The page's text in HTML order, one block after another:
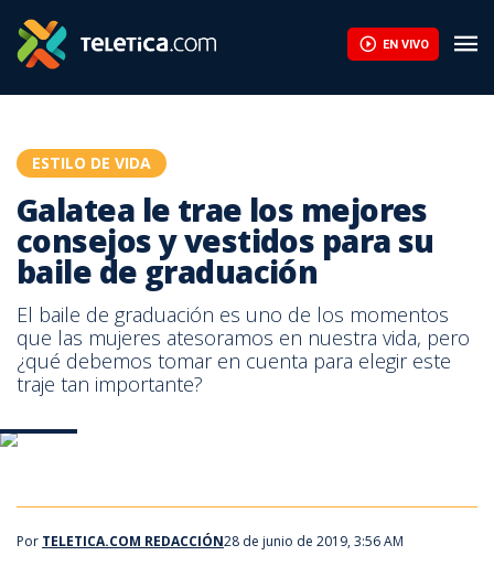
EN VIVO
ESTILO DE VIDA
Galatea le trae los mejores
consejos y vestidos para su
baile de graduación
El baile de graduación es uno de los momentos
que las mujeres atesoramos en nuestra vida, pero
¿qué debemos tomar en cuenta para elegir este
traje tan importante?
Por TELETICA.COM REDACCIÓN28 de junio de 2019, 3:56 AM